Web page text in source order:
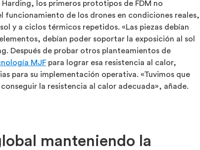
los primeros prototipos de FDM no
funcionamiento de los drones en condiciones reales,
y a ciclos térmicos repetidos. «Las piezas debían
debían poder soportar la exposición al sol
Después de probar otros planteamientos de
MJF para lograr esa resistencia al calor,
para su implementación operativa. «Tuvimos que
la resistencia al calor adecuada», añade.
manteniendo la